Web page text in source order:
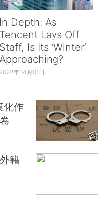
In Depth: As
Tencent Lays Off
Staff, Is Its ‘Winter’
Approaching?
2022年04月01日
化作
籍